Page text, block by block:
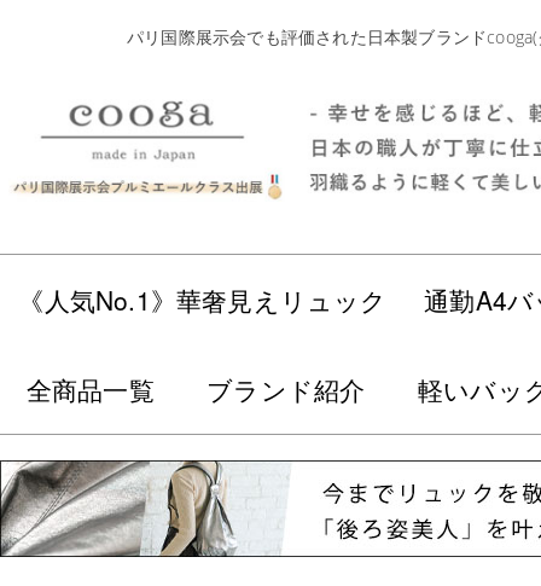
パリ国際展示会でも評価された日本製ブランド
《人気No.1》華奢見えリュック 通勤A4
全商品一覧 ブランド紹介 軽いバッ